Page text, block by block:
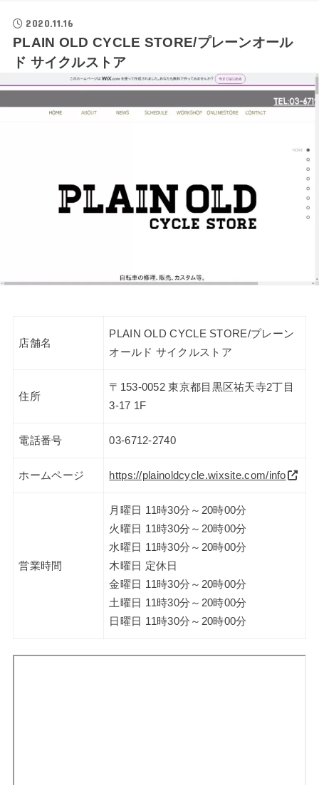
2020.11.16
PLAIN OLD CYCLE STORE/プレーンオール
ド サイクルストア
店舗名
PLAIN OLD CYCLE STORE/プレーン
オールド サイクルストア
住所
〒153-0052 東京都目黒区祐天寺2丁目
3-17 1F
電話番号 03-6712-2740
ホームページ https://plainoldcycle.wixsite.com/info
営業時間
月曜日 11時30分～20時00分
火曜日 11時30分～20時00分
水曜日 11時30分～20時00分
木曜日 定休日
金曜日 11時30分～20時00分
土曜日 11時30分～20時00分
日曜日 11時30分～20時00分